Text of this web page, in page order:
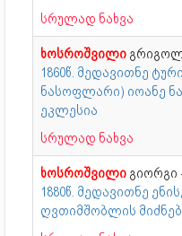
სრულად ნახვა
ხოსროშვილი
1860წ. მედავითნე
ნასოფლარი) იოანე
ეკლესია
სრულად ნახვა
ხოსროშვილი გიორგი
1880წ. მედავითნე
ღვთიმშობლის